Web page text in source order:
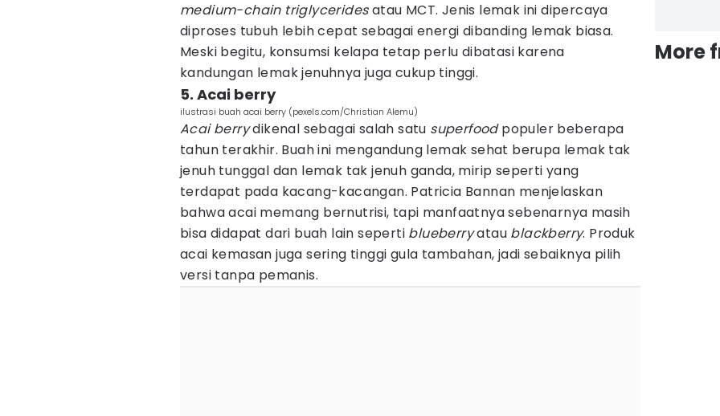
medium-chain triglyceridesatau MCT. Jenis lemak ini dipercaya
diproses tubuh lebih cepat sebagai energi dibanding lemak biasa.
Meski begitu, konsumsi kelapa tetap perlu dibatasi karena
kandungan lemak jenuhnya juga cukup tinggi.
5. Acai berry
ilustrasi buah acai berry (pexels.com/Christian Alemu)
Acai berrydikenal sebagai salah satu superfoodpopuler beberapa
tahun terakhir. Buah ini mengandung lemak sehat berupa lemak tak
jenuh tunggal dan lemak tak jenuh ganda, mirip seperti yang
terdapat pada kacang-kacangan. Patricia Bannan menjelaskan
bahwa acai memang bernutrisi, tapi manfaatnya sebenarnya masih
bisa didapat dari buah lain seperti blueberryatau blackberry. Produk
acai kemasan juga sering tinggi gula tambahan, jadi sebaiknya pilih
versi tanpa pemanis.
More